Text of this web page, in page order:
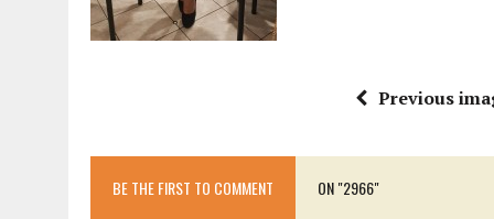
Previous
BE THE FIRST TO COMMENT ON "2966"